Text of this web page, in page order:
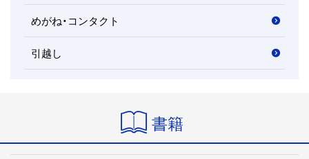
めがね・コンタクト
引越し
書籍